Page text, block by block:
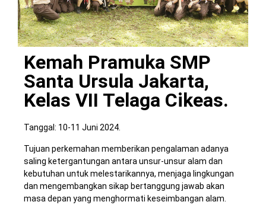
Kemah Pramuka SMP
Santa Ursula Jakarta,
Kelas VII Telaga Cikeas.
Tanggal: 10-11 Juni 2024.
Tujuan perkemahan memberikan pengalaman adanya
saling ketergantungan antara unsur-unsur alam dan
kebutuhan untuk melestarikannya, menjaga lingkungan
dan mengembangkan sikap bertanggung jawab akan
masa depan yang menghormati keseimbangan alam.